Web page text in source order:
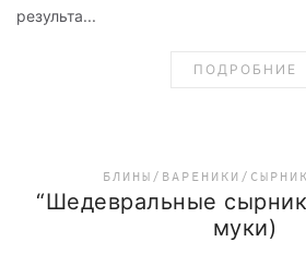
результа...
ПОДРОБНИЕ
БЛИНЫ/ВАРЕНИКИ/
“Шедевральные
муки)